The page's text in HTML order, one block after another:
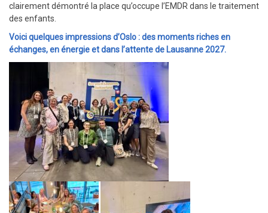
clairement démontré la place qu’occupe l’EMDR dans le traitement
des enfants.
Voici quelques impressions d’Oslo : des moments riches en
échanges, en énergie et dans l’attente de Lausanne 2027.